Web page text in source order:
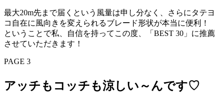
最大20m先まで届くという風量は申し分なく、さらにタテヨ
コ自在に風向きを変えられるブレード形状が本当に便利！
ということで私、自信を持ってこの度、「BEST 30」に推薦
させていただきます！
PAGE 3
アッチもコッチも涼しい～んです♡